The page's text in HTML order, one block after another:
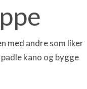
med andre som liker
kano og bygge